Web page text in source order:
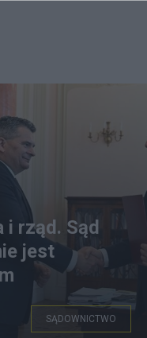
rząd. Sąd
jest
SĄDOWNICTWO